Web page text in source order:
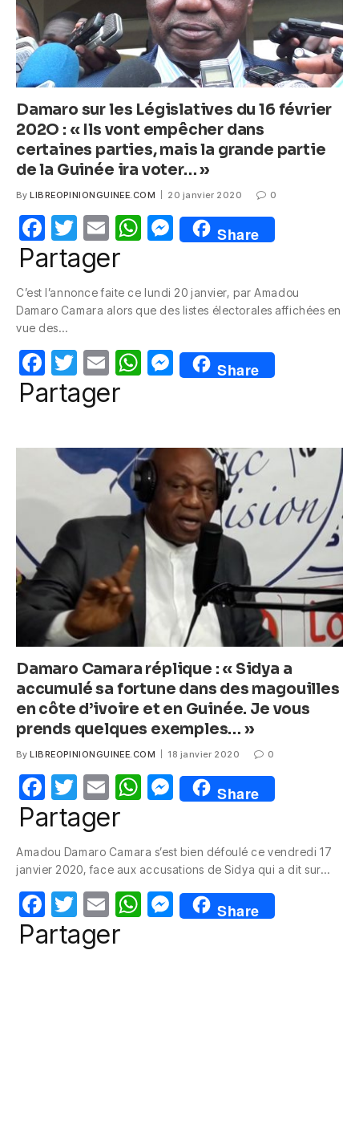
Damaro sur les Législatives du 16 février
202O : « Ils vont empêcher dans
certaines parties, mais la grande partie
de la Guinée ira voter… »
By LIBREOPINIONGUINEE.COM 20 janvier 2020 0
F
a
e
b
o
o
k
T
w
itt
er
E
m
W
s
p
p
M
e
e
g
er
Share
Partager
C’est l’annonce faite ce lundi 20 janvier, par Amadou
Damaro Camara alors que des listes électorales affichées en
vue des…
F
a
e
b
k
T
w
itt
er
E
m
W
s
A
p
p
M
e
e
n
g
er
Share
Partager
Damaro Camara réplique : « Sidya a
accumulé sa fortune dans des magouilles
en côte d’ivoire et en Guinée. Je vous
prends quelques exemples… »
By LIBREOPINIONGUINEE.COM 18 janvier 2020 0
F
a
e
b
o
o
T
w
itt
er
E
m
W
s
A
p
M
e
e
n
g
Share
Partager
Amadou Damaro Camara s’est bien défoulé ce vendredi 17
janvier 2020, face aux accusations de Sidya qui a dit sur…
F
a
T
w
itt
E
m
W M
e
Share
Partager